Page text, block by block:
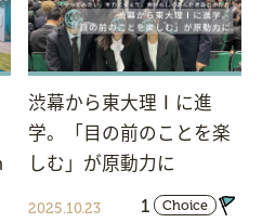
渋幕から東大理Ⅰに進
学。「目の前のことを楽
しむ」が原動力に
2025.10.23 1 Choice